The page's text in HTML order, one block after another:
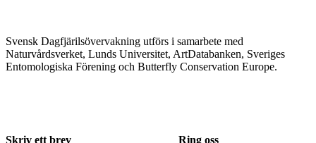
Svensk Dagfjärilsövervakning utförs i samarbete med
Naturvårdsverket, Lunds Universitet, ArtDatabanken, Sveriges
Entomologiska Förening och Butterfly Conservation Europe.
Skriv ett brev Ring oss